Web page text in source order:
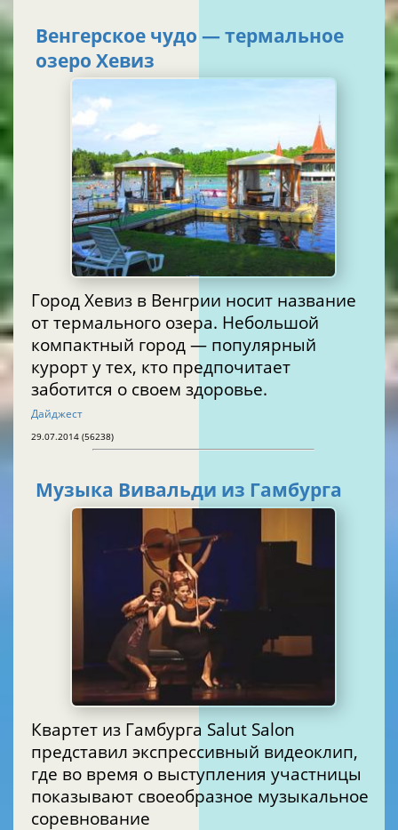
Венгерское чудо — термальное
озеро Хевиз
Город Хевиз в Венгрии носит название
от термального озера. Небольшой
компактный город — популярный
курорт у тех, кто предпочитает
заботится о своем здоровье.
Дайджест
29.07.2014 (56238)
Музыка Вивальди из Гамбурга
Квартет из Гамбурга Salut Salon
представил экспрессивный видеоклип,
где во время о выступления участницы
показывают своеобразное музыкальное
соревнование